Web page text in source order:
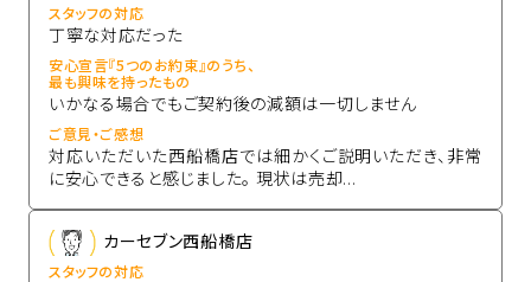
スタッフの対応
丁寧な対応だった
安心宣言『5つのお約束』のうち、
最も興味を持ったもの
いかなる場合でもご契約後の減額は一切しません
ご意見・ご感想
対応いただいた西船橋店では細かくご説明いただき、非常
に安心できると感じました。 現状は売却...
カーセブン西船橋店
スタッフの対応